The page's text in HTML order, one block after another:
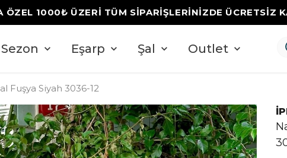
ÖZEL 1000₺ ÜZERİ TÜM SİPARİŞLERİNİZDE ÜCRETSİZ
Eşarp Şal Outlet
Fuşya Siyah 3036-12